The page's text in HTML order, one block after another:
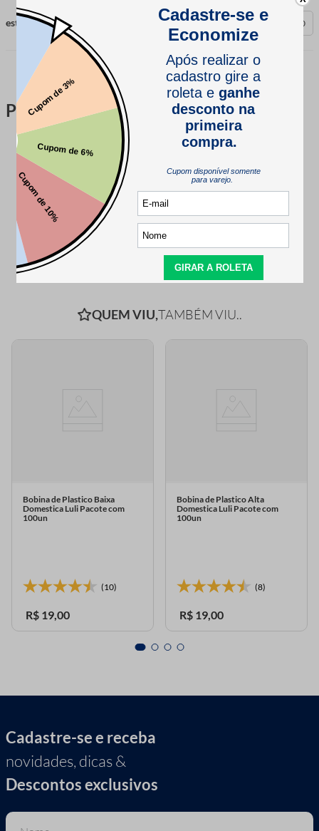
esta avaliação foi útil? 0
Perguntas & respostas
Este produto ainda não tem perguntas
SEJA O PRIMEIRO A PERGUNTAR
QUEM VIU,TAMBÉM VIU..
Bobina de Plastico Baixa
Domestica Luli Pacote com
100un
(10)
R$ 19,00
Bobina de Plastico Alta
Domestica Luli Pacote com
100un
(8)
R$ 19,00
Cadastre-se e receba
novidades, dicas &
Descontos exclusivos